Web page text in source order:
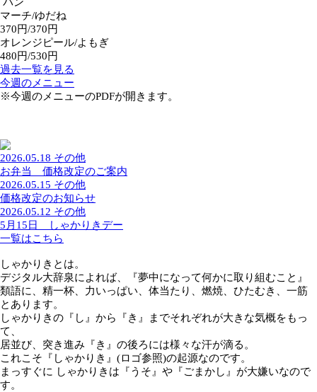
2026年8月5日（水）
パン
マーチ/ゆだね
370円/370円
オレンジピール/よもぎ
480円/530円
過去一覧を見る
2026.05.18 その他
お弁当 価格改定のご案内
2026.05.15 その他
価格改定のお知らせ
2026.05.12
その他
5月15日 しゃかりきデー
一覧はこちら
しゃかりきとは。
デジタル大辞泉によれば、『夢中になって何かに取り組むこ
類語に、精一杯、力いっぱい、体当たり、燃焼、ひたむき、
とあります。
しゃかりきの『し』から『き』までそれぞれが大きな気概を
て、